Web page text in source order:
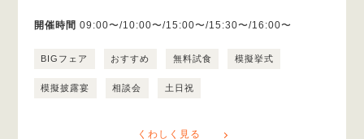
開催時間 09:00〜/10:00〜/15:00〜/15:30〜/16:00〜
BIGフェア おすすめ 無料試食 模擬挙式
模擬披露宴 相談会 土日祝
くわしく見る